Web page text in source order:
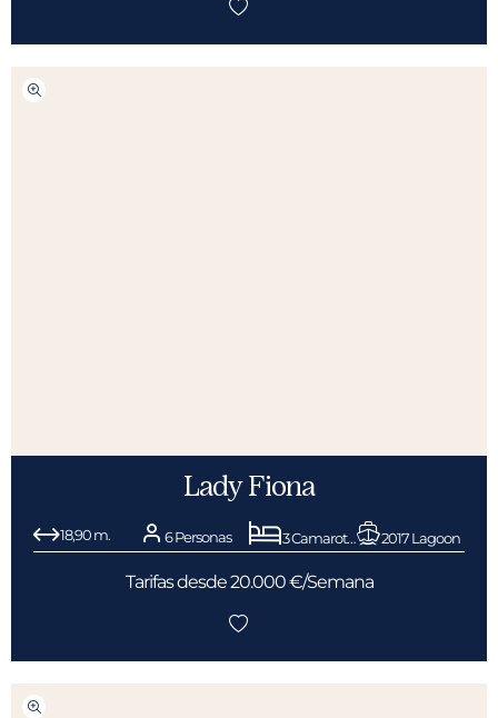
Lady Fiona
18,90 m. 6 Personas 3 Camarotes 2017 Lagoon
Tarifas desde 20.000 €/Semana